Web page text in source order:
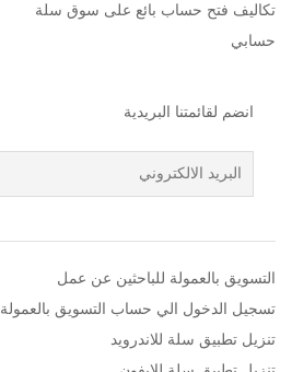
تكاليف فتح حساب بائع على سوق سلة
حسابي
انضم لقائمتنا البريدية
التسويق بالعمولة للباحثين عن عمل
تسجيل الدخول الي حساب التسويق بالعمولة
تنزيل تطبيق سلة للاندرويد